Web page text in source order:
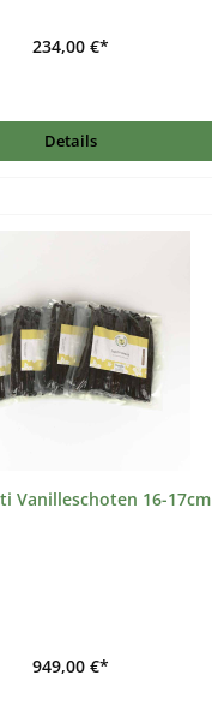
234,00 €*
Details
Vanilleschoten 16-17cm
949,00 €*